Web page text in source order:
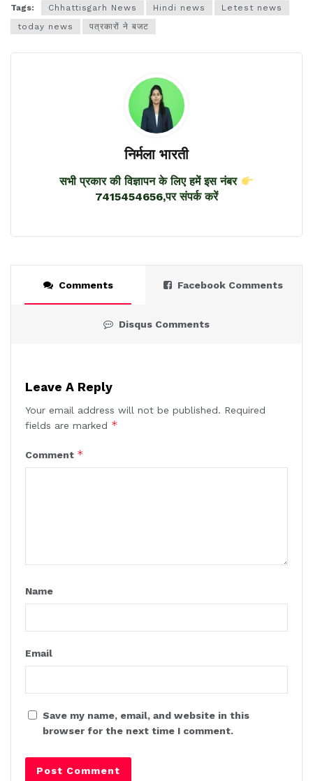
Tags: Chhattisgarh News Hindi news
Letest news
today news
पत्रकारों ने बजट
निर्मला भारती
सभी प्रकार की विज्ञापन के लिए हमें इस नंबर
7415454656,पर संपर्क करें
Comments Facebook Comments
Disqus Comments
Leave A Reply
Your email address will not be published. Required
fields are marked *
Comment *
Name
Email
Save my name, email, and website in this
browser for the next time I comment.